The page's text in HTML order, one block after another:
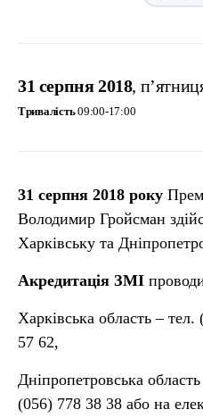
31 серпня 2018,
Тривалість09:00-17:00
31 серпня 2018 року
Володимир Гройсман
Харківську та
Акредитація ЗМІ
Харківська область –
57 62,
Дніпропетровська
(056) 778 38 38 або на